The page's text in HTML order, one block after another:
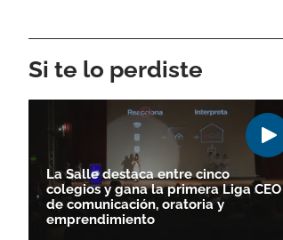
Si te lo perdiste
La Salle destaca entre cinco
colegios y gana la primera Liga CEO
de comunicación, oratoria y
emprendimiento